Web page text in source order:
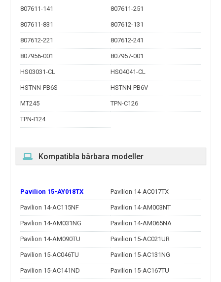
807611-141 807611-251
807611-831 807612-131
807612-221 807612-241
807956-001 807957-001
HS03031-CL HS04041-CL
HSTNN-PB6S HSTNN-PB6V
MT245 TPN-C126
TPN-I124
Kompatibla bärbara modeller
Pavilion 15-AY018TX Pavilion 14-AC017TX
Pavilion 14-AC115NF Pavilion 14-AM003NT
Pavilion 14-AM031NG Pavilion 14-AM065NA
Pavilion 14-AM090TU Pavilion 15-AC021UR
Pavilion 15-AC046TU Pavilion 15-AC131NG
Pavilion 15-AC141ND Pavilion 15-AC167TU